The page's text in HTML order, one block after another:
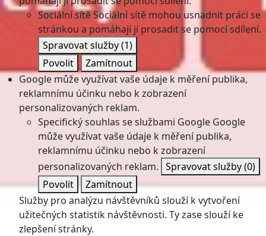
Sociální sítěSociální sítě mohou usnadnit práci se
stránkou a pomáhají jí prosadit se pomocí sdílení.
Spravovat služby(1)
Povolit
Zamítnout
Google může využívat vaše údaje k měření publika,
reklamnímu účinku nebo k zobrazení
personalizovaných reklam.
Specifický souhlas se službami Google Google
může využívat vaše údaje k měření publika,
reklamnímu účinku nebo k zobrazení
personalizovaných reklam. Spravovat služby(0)
Povolit
Zamítnout
Služby pro analýzu návštěvníků slouží k vytvoření
užitečných statistik návštěvnosti. Ty zase slouží ke
zlepšení stránky.